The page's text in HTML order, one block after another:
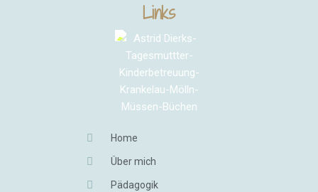
Links
Home
Über mich
Pädagogik